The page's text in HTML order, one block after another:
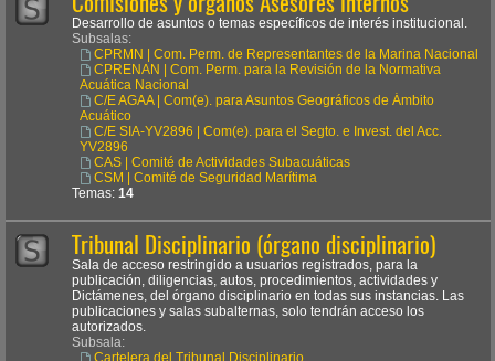
Desarrollo de asuntos o temas específicos de interés institucional.
Subsalas:
CPRMN | Com. Perm. de Representantes de la Marina Nacional
CPRENAN | Com. Perm. para la Revisión de la Normativa
Acuática Nacional
C/E AGAA | Com(e). para Asuntos Geográficos de Ámbito
Acuático
C/E SIA-YV2896 | Com(e). para el Segto. e Invest. del Acc.
YV2896
CAS | Comité de Actividades Subacuáticas
CSM | Comité de Seguridad Marítima
Temas: 14
Tribunal Disciplinario (órgano disciplinario)
Sala de acceso restringido a usuarios registrados, para la
publicación, diligencias, autos, procedimientos, actividades y
Dictámenes, del órgano disciplinario en todas sus instancias. Las
publicaciones y salas subalternas, solo tendrán acceso los
autorizados.
Subsala:
Cartelera del Tribunal Disciplinario